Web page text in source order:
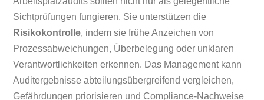
Sichtprüfungen fungieren. Sie unterstützen die
Risikokontrolle, indem sie frühe Anzeichen von
Prozessabweichungen, Überbelegung oder unklaren
Verantwortlichkeiten erkennen. Das Management kann
Auditergebnisse abteilungsübergreifend vergleichen,
Gefährdungen priorisieren und Compliance-Nachweise